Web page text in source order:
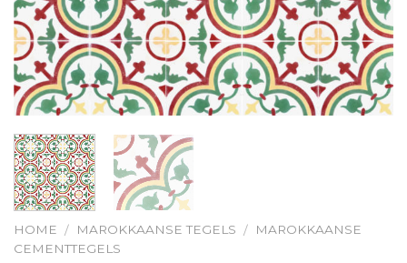
HOME / MAROKKAANSE TEGELS /
MAROKKAANSE
CEMENTTEGELS